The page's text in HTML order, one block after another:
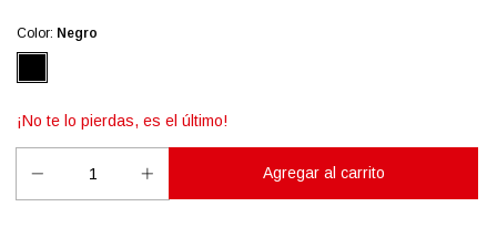
Color: Negro
¡No te lo pierdas, es el último!